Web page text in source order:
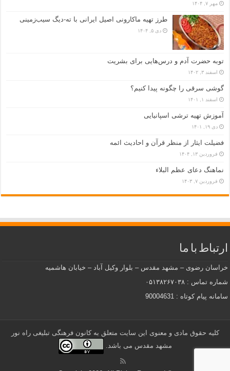
مهر ۷, ۱۴۰۴
طرز تهیه ماکارونی اصیل ایرانی با ته-دیگ سیب‌زمینی
دی ۵, ۱۴۰۴
توبه حضرت آدم و درس‌هایی برای بشریت
اسفند ۳, ۱۴۰۲
گوشی سرقی را چگونه پیدا کنیم؟
اسفند ۱, ۱۴۰۱
آموزش تهیه ترشی اسپانیایی
دی ۱۹, ۱۴۰۱
فضیلت ایثار از منظر قرآن و احادیث ائمه
فروردین ۱۳, ۱۴۰۴
نماهنگ دعای عظم البلاء
فروردین ۷, ۱۴۰۳
ارتباط با ما
خراسان رضوی – مشهد مقدس – بلوار وکیل آباد – خیابان هاشمیه
شماره تماس : ۰۵۱۳۸۲۶۷۰۳۸
سامانه پیام کوتاه : 90004631
کلیه حقوق مادی و معنوی این سایت متعلق به کانون فرهنگی تبلیغی راه نور
مشهد مقدس می باشد.